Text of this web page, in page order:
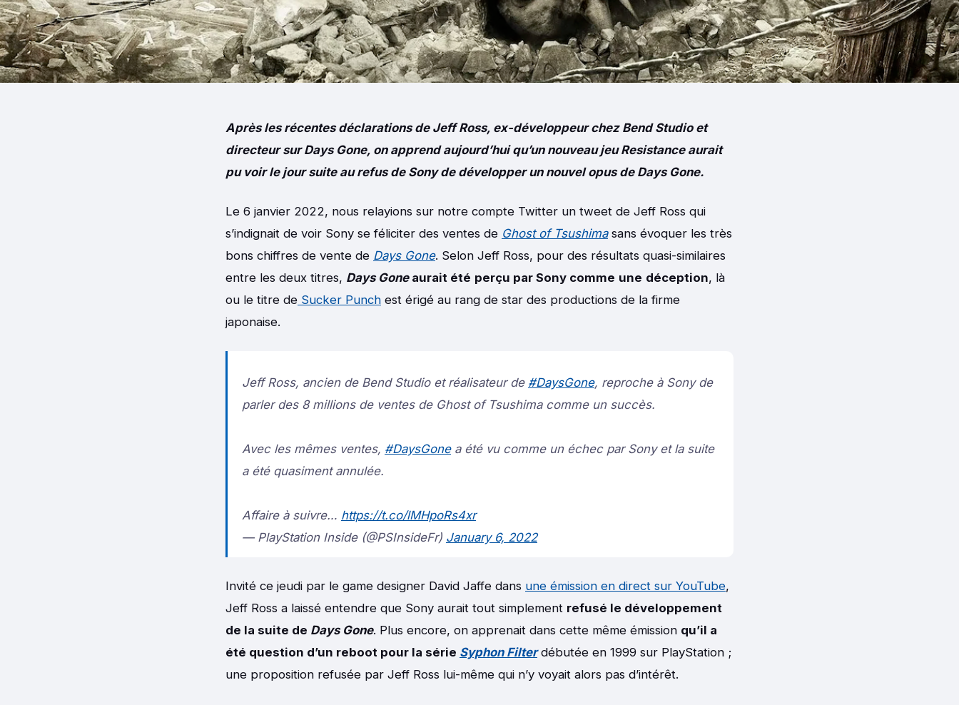
Après les récentes déclarations de Jeff Ross, ex-développeur chez Bend Studio et
directeur sur Days Gone, on apprend aujourd’hui qu’un nouveau jeu Resistance aurait
pu voir le jour suite au refus de Sony de développer un nouvel opus de Days Gone.
Le 6 janvier 2022, nous relayions sur notre compte Twitter un tweet de Jeff Ross qui
s’indignait de voir Sony se féliciter des ventes de Ghost of Tsushimasans évoquer les très
bons chiffres de vente de Days Gone. Selon Jeff Ross, pour des résultats quasi-similaires
entre les deux titres, Days Goneaurait été perçu par Sony comme une déception, là
ou le titre de Sucker Punch est érigé au rang de star des productions de la firme
japonaise.
Jeff Ross, ancien de Bend Studio et réalisateur de #DaysGone, reproche à Sony de
parler des 8 millions de ventes de Ghost of Tsushima comme un succès.
Avec les mêmes ventes, #DaysGonea été vu comme un échec par Sony et la suite
a été quasiment annulée.
Affaire à suivre… https://t.co/lMHpoRs4xr
— PlayStation Inside (@PSInsideFr) January 6, 2022
Invité ce jeudi par le game designer David Jaffe dans une émission en direct sur YouTube,
Jeff Ross a laissé entendre que Sony aurait tout simplement refusé le développement
de la suite de Days Gone. Plus encore, on apprenait dans cette même émission qu’il a
été question d’un reboot pour la série Syphon Filterdébutée en 1999 sur PlayStation ;
une proposition refusée par Jeff Ross lui-même qui n’y voyait alors pas d’intérêt.